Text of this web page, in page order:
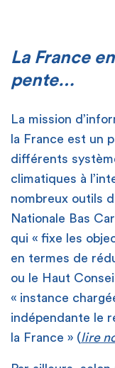
La France
pente…
La mission
la France est un
différents
climatiques à
nombreux outils
Nationale Bas
qui « fixe les
en termes de
ou le Haut
« instance
indépendante le
la France » (lire